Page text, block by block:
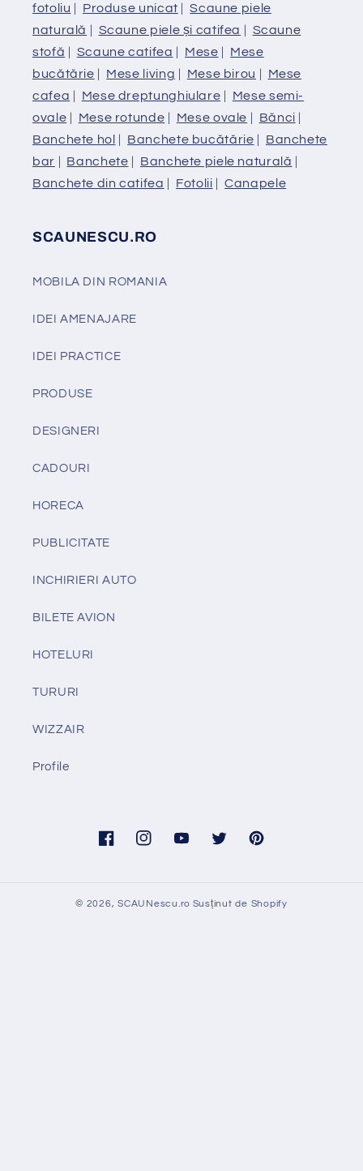
fotoliu | Produse unicat |Scaune piele
naturală | Scaune piele și catifea | Scaune
stofă | Scaune catifea | Mese | Mese
bucătărie | Mese living | Mese birou | Mese
cafea | Mese dreptunghiulare | Mese semi-
ovale | Mese rotunde | Mese ovale | Bănci |
Banchete hol | Banchete bucătărie | Banchete
bar | Banchete | Banchete piele naturală |
Banchete din catifea | Fotolii |Canapele
SCAUNESCU.RO
MOBILA DIN ROMANIA
IDEI AMENAJARE
IDEI PRACTICE
PRODUSE
DESIGNERI
CADOURI
HORECA
PUBLICITATE
INCHIRIERI AUTO
BILETE AVION
HOTELURI
TURURI
WIZZAIR
Profile
FacebookInstagramYouTubeTwitter Pinterest
© 2026,SCAUNescu.ro Susținut de Shopify